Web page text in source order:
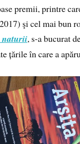
premii, printre
şi cel mai bun
naturii, s-a bucurat
țările în care a